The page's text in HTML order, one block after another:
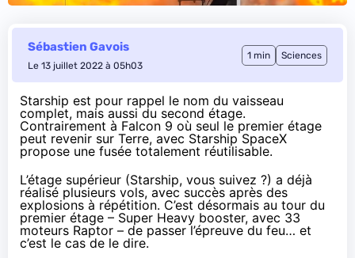
Sébastien Gavois
Le 13 juillet 2022 à 05h03
1 min Sciences
Starship est pour rappel le nom du vaisseau
complet, mais aussi du second étage.
Contrairement à Falcon 9 où seul le premier étage
peut revenir sur Terre, avec Starship SpaceX
propose une fusée totalement réutilisable.
L’étage supérieur (Starship, vous suivez ?) a déjà
réalisé plusieurs vols, avec succès après des
explosions à répétition. C’est désormais au tour du
premier étage – Super Heavy booster, avec 33
moteurs Raptor – de passer l’épreuve du feu… et
c’est le cas de le dire.